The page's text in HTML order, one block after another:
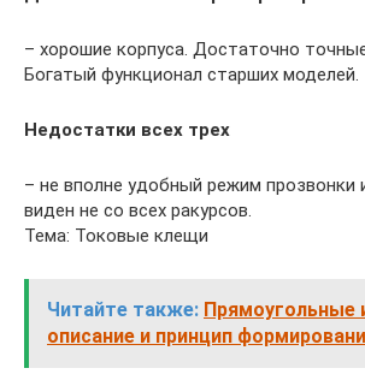
– хорошие корпуса. Достаточно
Богатый функционал старших моделей.
Недостатки всех трех
– не вполне удобный режим прозвонки
виден не со всех ракурсов.
Тема: Токовые клещи
Читайте также: Прямоугольные
описание и принцип